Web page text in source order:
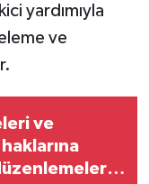
yardımıyla
ve
ve